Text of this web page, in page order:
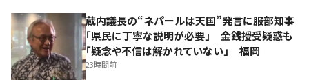
蔵内議長の“ネパールは天国”発言に服部知事
「県民に丁寧な説明が必要」 金銭授受疑惑も
「疑念や不信は解かれていない」 福岡
23時間前